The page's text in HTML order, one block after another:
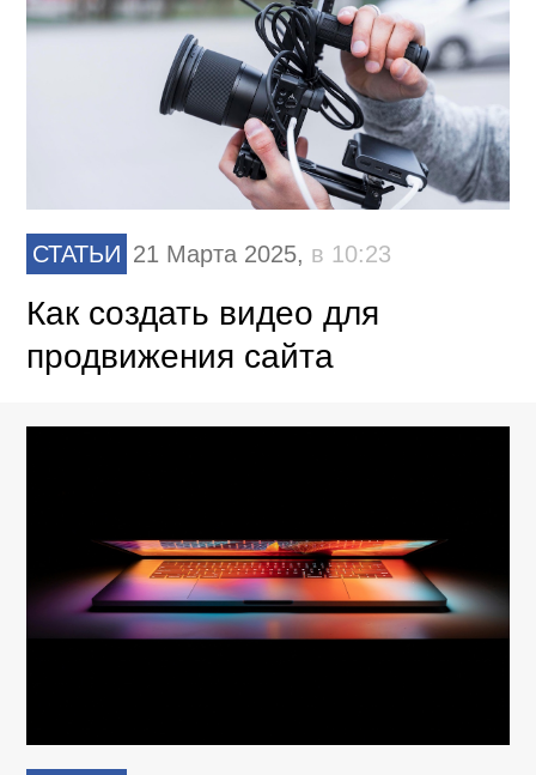
СТАТЬИ 21 Марта 2025, в 10:23
Как создать видео для
продвижения сайта